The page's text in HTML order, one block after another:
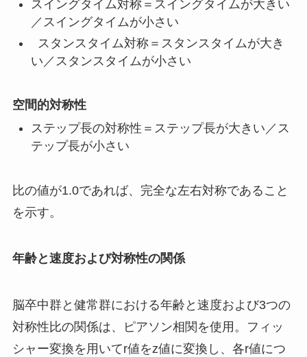
スイングタイム対称＝スイングタイムが大きい
／スイングタイムが小さい
スタンスタイム対称＝スタンスタイムが大き
い／スタンスタイムが小さい
空間的対称性
ステップ長の対称性＝ステップ長が大きい／ス
テップ長が小さい
比の値が1.0であれば、完全な左右対称であること
を示す。
年齢と速度および対称性の関係
脳卒中群と健常群における年齢と速度および3つの
対称性比の関係は、ピアソン相関を使用。フィッ
シャー変換を用いてr値をz値に変換し、各r値につ